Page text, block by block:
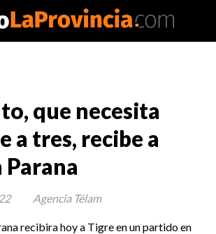
que necesita
a tres, recibe a
Parana
recibira hoy a Tigre en un partido en
Agencia Télam